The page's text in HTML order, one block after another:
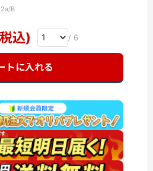
B
込) / 6
トに入れる